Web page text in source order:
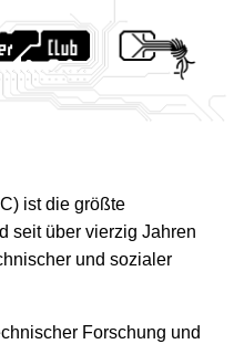
ist die größte
seit über vierzig Jahren
und sozialer
Forschung und